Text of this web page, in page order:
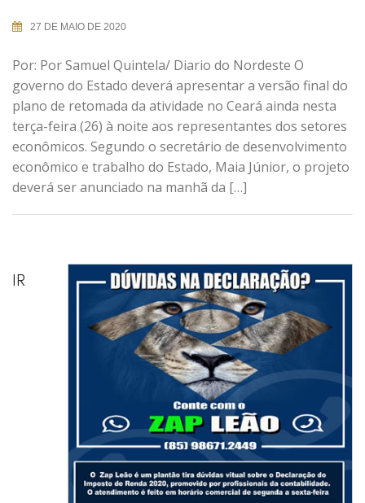
27 DE MAIO DE 2020
Por: Por Samuel Quintela/ Diario do Nordeste O
governo do Estado deverá apresentar a versão final do
plano de retomada da atividade no Ceará ainda nesta
terça-feira (26) à noite aos representantes dos setores
econômicos. Segundo o secretário de desenvolvimento
econômico e trabalho do Estado, Maia Júnior, o projeto
deverá ser anunciado na manhã da […]
IR